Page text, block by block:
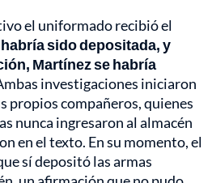
el uniformado recibió el
sido depositada, y
Martínez se habría
investigaciones iniciaron
propios compañeros, quienes
nunca ingresaron al almacén
en el texto. En su momento, el
sí depositó las armas